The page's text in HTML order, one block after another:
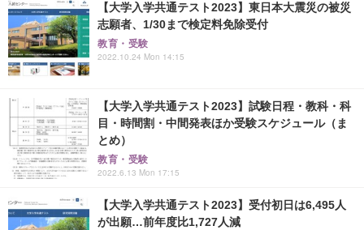
【大学入学共通テスト2023】東日本大震災の被災
志願者、1/30まで検定料免除受付
教育・受験
2022.10.24 Mon 14:15
【大学入学共通テスト2023】試験日程・教科・科
目・時間割・中間発表ほか受験スケジュール（ま
とめ）
教育・受験
2022.6.13 Mon 17:15
【大学入学共通テスト2023】受付初日は6,495人
が出願…前年度比1,727人減